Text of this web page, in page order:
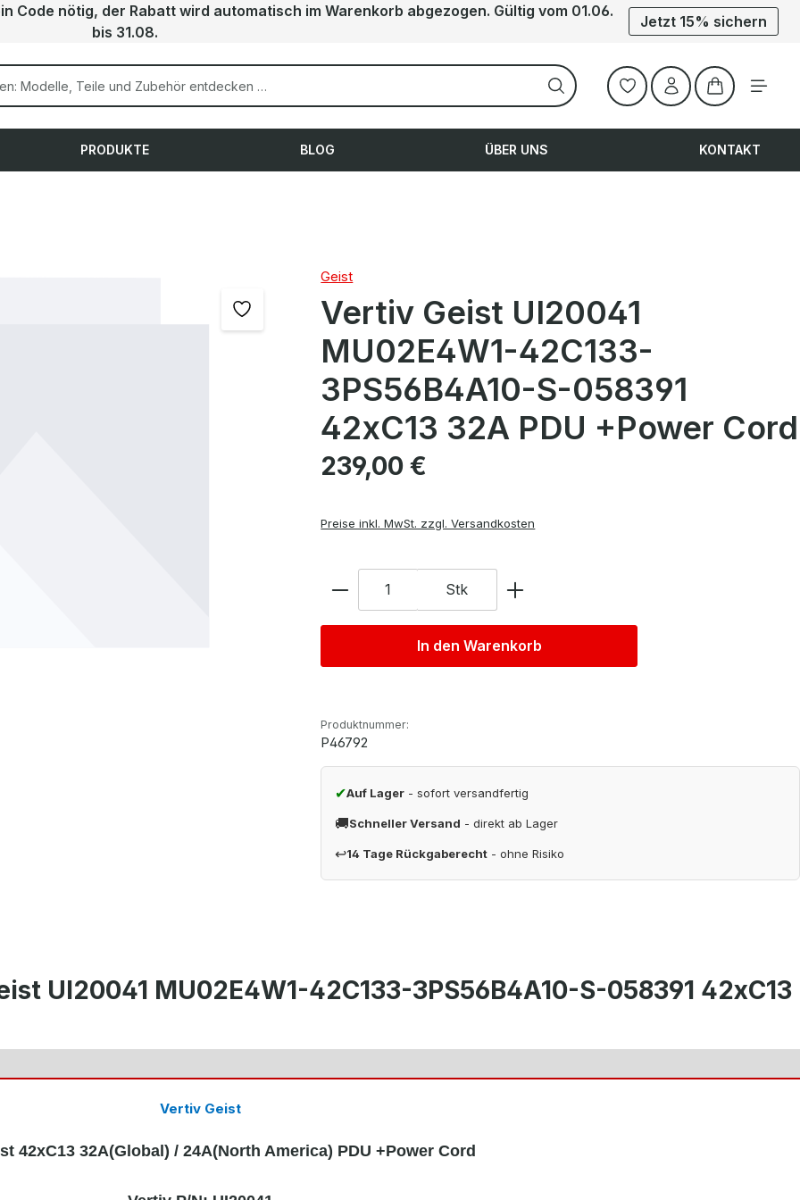
Code nötig, der Rabatt wird automatisch im Warenkorb abgezogen. Gültig vom 01.06.
bis 31.08.
Jetzt 15% sichern
Warenkorb
PRODUKTE BLOG ÜBER UNS KONTAKT
Geist
Vertiv Geist UI20041
MU02E4W1-42C133-
3PS56B4A10-S-058391
42xC13 32A PDU +Power Cord
Regulärer Preis:
239,00 €
Preise inkl. MwSt. zzgl. Versandkosten
Anzahl Stk
In den Warenkorb
Produktnummer:
P46792
✔Auf Lager - sofort versandfertig
🚚Schneller Versand - direkt ab Lager
↩14 Tage Rückgaberecht - ohne Risiko
UI20041 MU02E4W1-42C133-3PS56B4A10-S-058391 42xC13
Vertiv Geist
42xC13 32A(Global) / 24A(North America) PDU +Power Cord